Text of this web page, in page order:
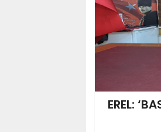
EREL: